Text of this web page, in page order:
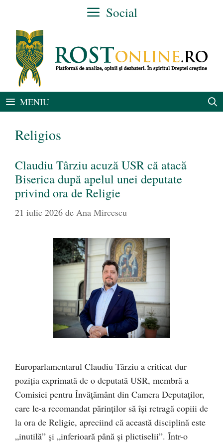
conținut
Social
MENIU
Religios
Claudiu Târziu acuză USR că atacă
Biserica după apelul unei deputate
privind ora de Religie
21 iulie 2026 de Ana Mircescu
Europarlamentarul Claudiu Târziu a criticat dur
poziția exprimată de o deputată USR, membră a
Comisiei pentru Învățământ din Camera Deputaților,
care le-a recomandat părinților să își retragă copiii de
la ora de Religie, apreciind că această disciplină este
„inutilă” și „inferioară până și plictiselii”. Într-o